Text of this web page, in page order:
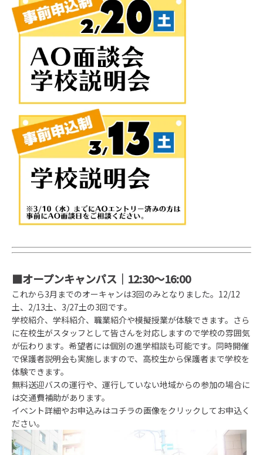
■オープンキャンパス｜12:30〜16:00
これから3月までのオーキャンは3回のみとなりました。12/12
土、2/13土、3/27土の3回です。
学校紹介、学科紹介、職業紹介や模擬授業が体験できます。さら
に在校生がスタッフとして皆さんを対応しますので学校の雰囲気
が伝わります。希望者には個別の進学相談も可能です。同時開催
で保護者説明会も実施しますので、高校生から保護者まで学校を
体験できます。
無料送迎バスの運行や、運行していない地域からの参加の場合に
は交通費補助があります。
イベント詳細やお申込みはコチラの画像をクリックしてお申込く
ださい。